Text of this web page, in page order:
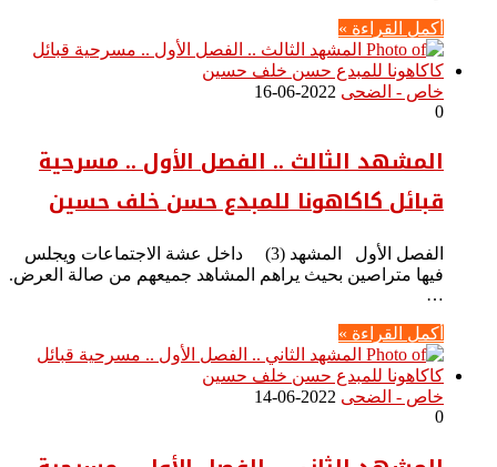
أكمل القراءة »
خاص - الضحى 2022-06-16
0
المشهد الثالث .. الفصل الأول .. مسرحية
قبائل كاكاهونا للمبدع حسن خلف حسين
الفصل الأول المشهد (3) داخل عشة الاجتماعات ويجلس
فيها متراصين بحيث يراهم المشاهد جميعهم من صالة العرض.
…
أكمل القراءة »
خاص - الضحى 2022-06-14
0